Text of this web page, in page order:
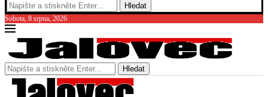
Hledat
Sobota, 8 srpna, 2026
Hledat